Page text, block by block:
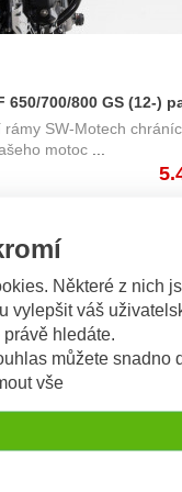
Některé z nich
vylepšit váš
hledáte.
můžete snadno
vše
650/700/800 GS (12-)
Motech
rámy SW-Motech
motoc...
750 / 850 GS (18-) -